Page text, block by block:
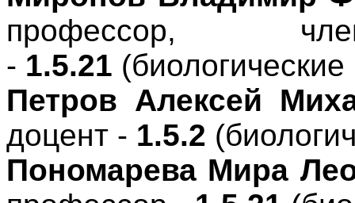
профессор,
- 1.5.21 (биологические
Петров Алексей
доцент - 1.5.2
Пономарева Мира